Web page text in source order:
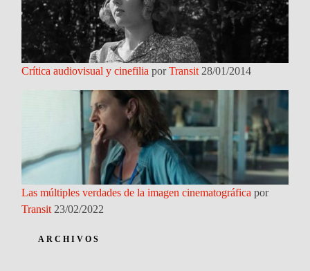
Crítica audiovisual y cinefilia porTransit 28/01/2014
Las múltiples verdades de la imagen cinematográfica por
Transit 23/02/2022
ARCHIVOS